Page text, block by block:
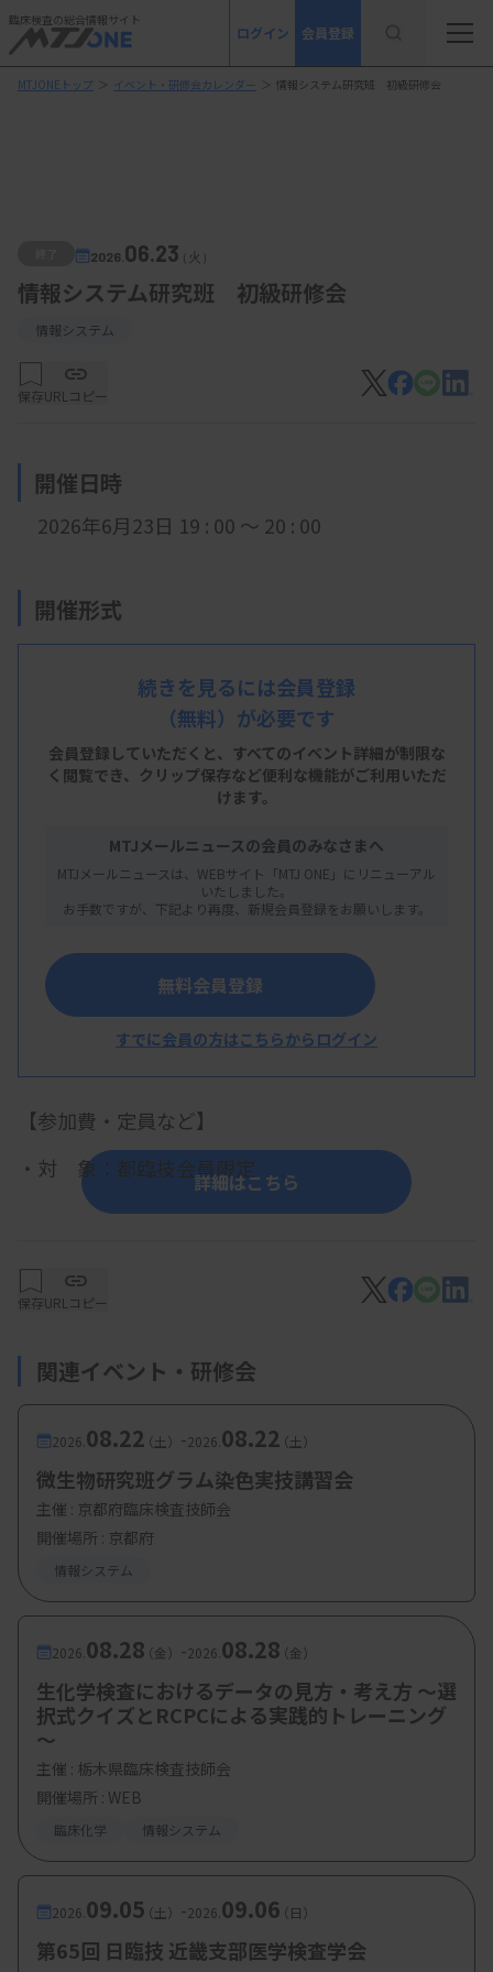
臨床検査の総合情報サイト
ログイン 会員登録
MTJONEトップ ＞ イベント・研修会カレンダー ＞ 情報システム研究班 初級研修会
2026. 06.23（火）
情報システム研究班 初級研修会
情報システム
保存URLコピー
開催日時
2026年6月23日 19 : 00 ～ 20 : 00
開催形式
LIVE配信
主 催
東京都臨床検査技師会
概 要
・内容：情報システム研究班 初級研修会
林裕之技師（KKR 立川病院）
【参加費・定員など】
・対 象：都臨技会員限定
詳細はこちら
続きを見るには会員登録
（無料）が必要です
会員登録していただくと、すべてのイベント詳細が制限な
く閲覧でき、 クリップ保存など便利な機能がご利用いただ
けます。
MTJメールニュースの会員のみなさまへ
MTJメールニュースは、WEBサイト「MTJ ONE」にリニューアル
いたしました。
お手数ですが、下記より再度、新規会員登録をお願いします。
無料会員登録
すでに会員の方はこちらからログイン
保存URLコピー
関連イベント・研修会
2026. 08.22（土） -2026. 08.22（土）
微生物研究班グラム染色実技講習会
主催 : 京都府臨床検査技師会
開催場所 : 京都府
情報システム
2026. 08.28（金） -2026. 08.28（金）
生化学検査におけるデータの見方・考え方 ～選
択式クイズとRCPCによる実践的トレーニング
～
主催 : 栃木県臨床検査技師会
開催場所 : WEB
臨床化学 情報システム
2026. 09.05（土） -2026. 09.06（日）
第65回 日臨技 近畿支部医学検査学会